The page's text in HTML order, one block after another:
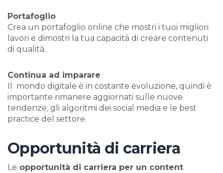
Portafoglio
Crea un portafoglio online che mostri i tuoi migliori
lavori e dimostri la tua capacità di creare contenuti
di qualità.
Continua ad imparare
Il mondo digitale è in costante evoluzione, quindi è
importante rimanere aggiornati sulle nuove
tendenze, gli algoritmi dei social media e le best
practice del settore.
Opportunità di carriera
Le opportunità di carriera per un content